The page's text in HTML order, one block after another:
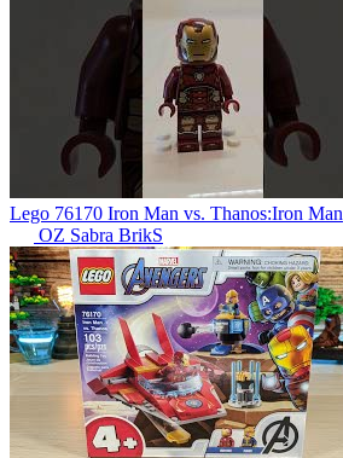
Lego 76170 Iron Man vs. Thanos:Iron Man
OZ Sabra BrikS